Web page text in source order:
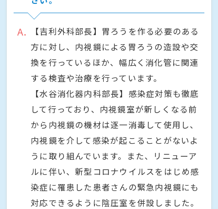
A
【吉利外科部長】胃ろうを作る必要のある
方に対し、内視鏡による胃ろうの造設や交
換を行っているほか、幅広く消化管に関連
する検査や治療を行っています。
【水谷消化器内科部長】感染症対策も徹底
して行っており、内視鏡室が新しくなる前
から内視鏡の機材は逐一消毒して使用し、
内視鏡を介して感染が起こることがないよ
うに取り組んでいます。また、リニューア
ルに伴い、新型コロナウイルスをはじめ感
染症に罹患した患者さんの緊急内視鏡にも
対応できるように陰圧室を併設しました。